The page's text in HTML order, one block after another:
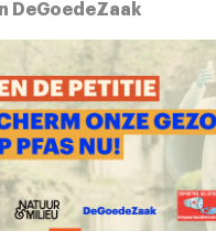
DeGoedeZaak